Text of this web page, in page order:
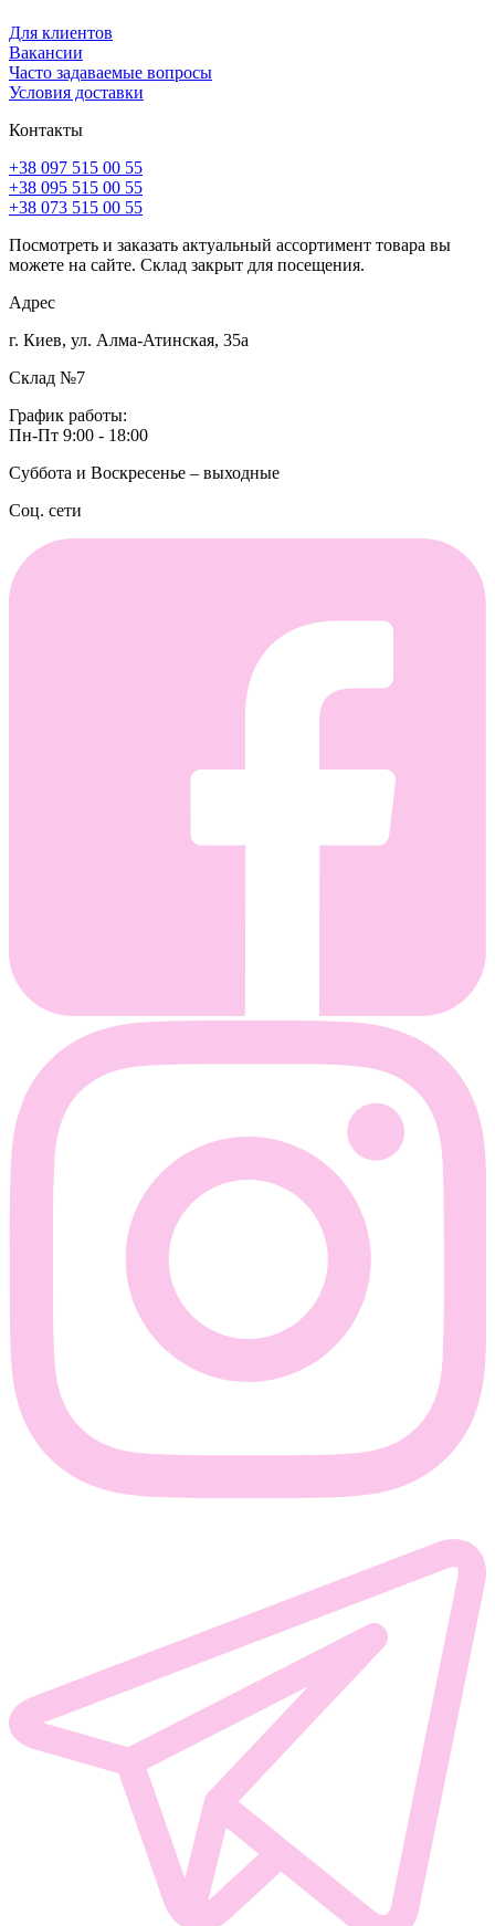
Для клиентов
Вакансии
Часто задаваемые вопросы
Условия доставки
Контакты
+38 097 515 00 55
+38 095 515 00 55
+38 073 515 00 55
Посмотреть и заказать актуальный ассортимент товара вы
можете на сайте. Склад закрыт для посещения.
Адрес
г. Киев, ул. Алма-Атинская, 35а
Склад №7
График работы:
Пн-Пт 9:00 - 18:00
Суббота и Воскресенье – выходные
Соц. сети